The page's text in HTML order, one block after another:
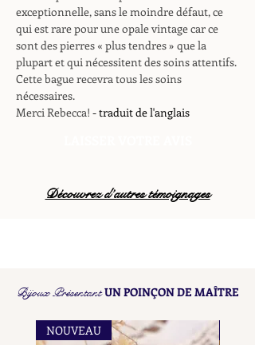
exceptionnelle, sans le moindre défaut, ce
qui est rare pour une opale vintage car ce
sont des pierres « plus tendres » que la
plupart et qui nécessitent des soins attentifs.
Cette bague recevra tous les soins
nécessaires.
Merci Rebecca! - traduit de l'anglais
Découvrez d’autres témoignages
Bijoux PrésentantUN POINÇON DE MAÎTRE
NOUVEAU